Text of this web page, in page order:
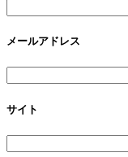
メールアドレス
サイト